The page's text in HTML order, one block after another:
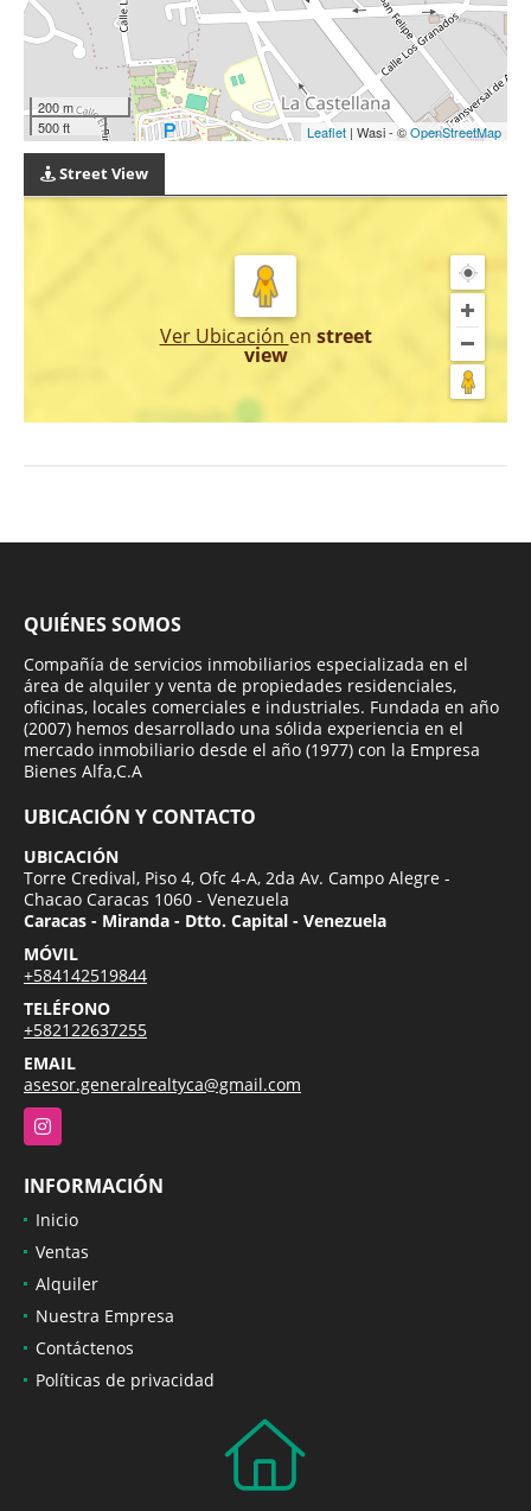
200 m
500 ft
Leaflet | Wasi - ©OpenStreetMap
Street View
Ver Ubicación en street
view
QUIÉNES SOMOS
Compañía de servicios inmobiliarios especializada en el
área de alquiler y venta de propiedades residenciales,
oficinas, locales comerciales e industriales. Fundada en año
(2007) hemos desarrollado una sólida experiencia en el
mercado inmobiliario desde el año (1977) con la Empresa
Bienes Alfa,C.A
UBICACIÓN Y CONTACTO
UBICACIÓN
Torre Credival, Piso 4, Ofc 4-A, 2da Av. Campo Alegre -
Chacao Caracas 1060 - Venezuela
Caracas - Miranda - Dtto. Capital - Venezuela
MÓVIL
+584142519844
TELÉFONO
+582122637255
EMAIL
asesor.generalrealtyca@gmail.com
Instagram
INFORMACIÓN
Inicio
Ventas
Alquiler
Nuestra Empresa
Contáctenos
Políticas de privacidad